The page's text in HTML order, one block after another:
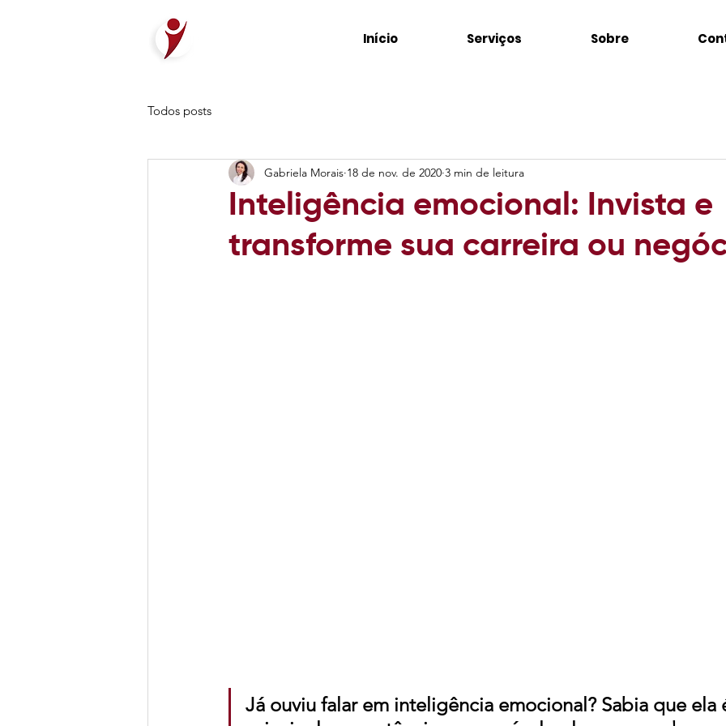
Início Serviços Sobre
Todos posts
Inteligência emocional: Invista e
transforme sua carreira ou
Gabriela Morais 18 de nov. de 2020 3 min de leitura
Já ouviu falar em inteligência emocional? Sabia que ela